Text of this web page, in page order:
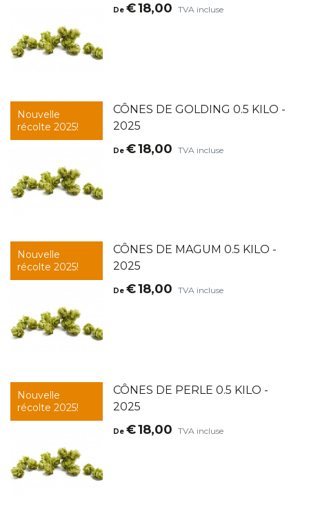
De €18,00 TVA incluse
Nouvelle
récolte 2025!
CÔNES DE GOLDING 0.5 KILO -
2025
De €18,00 TVA incluse
Nouvelle
récolte 2025!
CÔNES DE MAGUM 0.5 KILO -
2025
De €18,00 TVA incluse
Nouvelle
récolte 2025!
CÔNES DE PERLE 0.5 KILO -
2025
De €18,00 TVA incluse